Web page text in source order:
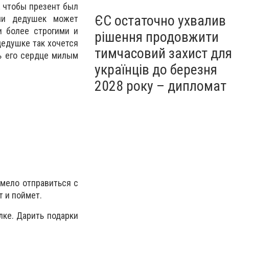
презент был
дедушек может
более строгими и
так хочется
его сердце милым
отправиться с
и поймет.
Дарить подарки
ЄС остаточно ухвалив
рішення продовжити
тимчасовий захист для
українців до березня
2028 року – дипломат